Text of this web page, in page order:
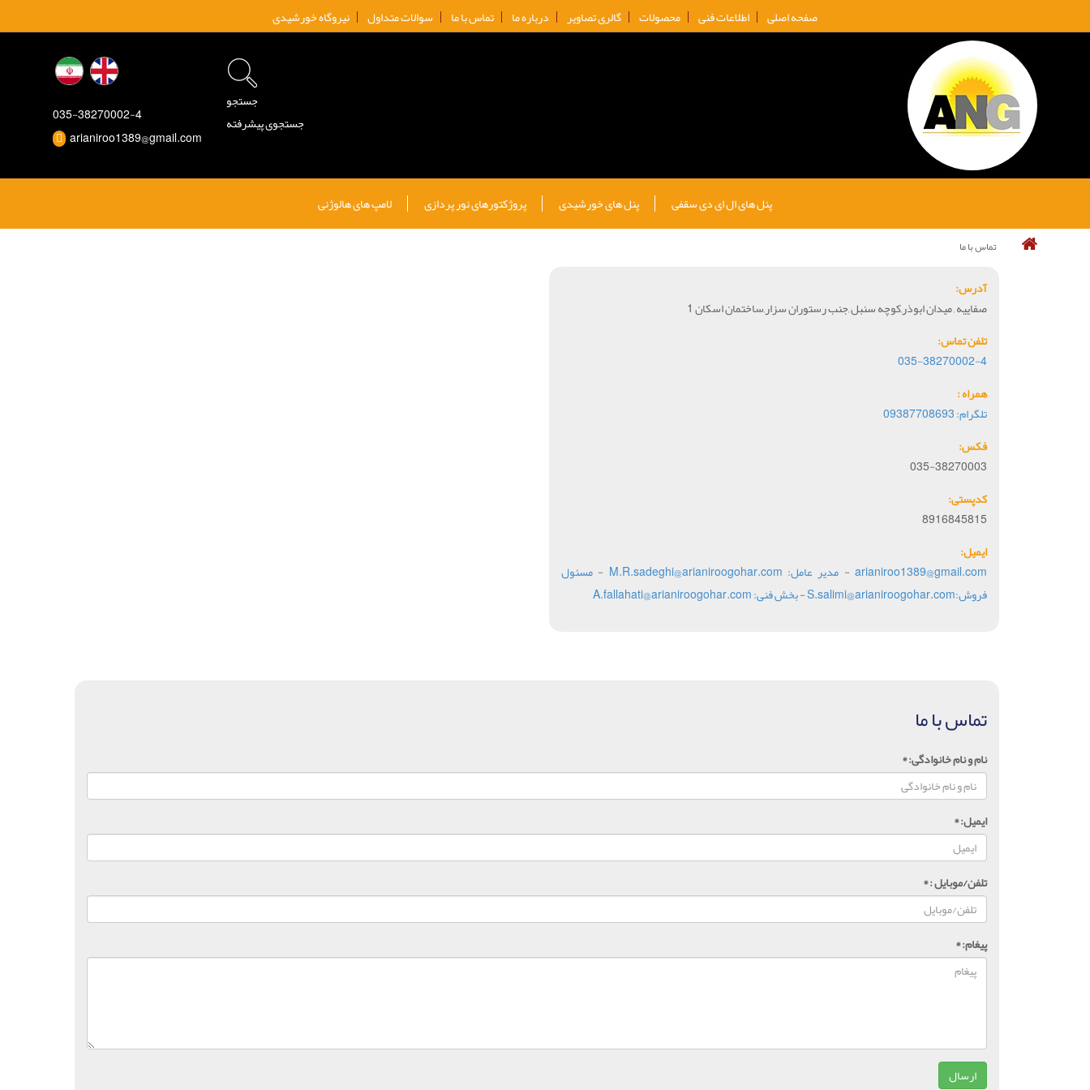
صفحه اصلی اطلاعات فنی محصولات گالری تصاویر درباره ما تماس با ما سوالات متداول نیروگاه خورشیدی
035-38270002-4
arianiroo1389@gmail.com
جستجو
جستجوی پیشرفته
پنل های ال ای دی سقفی پنل های خورشیدی پروژکتورهای نور پردازی لامپ های هالوژنی
تماس با ما
آدرس:
صفاییه , میدان ابوذر,کوچه سنبل ,جنب رستوران سزار,ساختمان اسکان 1
تلفن تماس:
035-38270002-4
همراه :
تلگرام: 09387708693
فکس:
035-38270003
کدپستی:
8916845815
ایمیل:
arianiroo1389@gmail.com
- مدير عامل: M.R.sadeghi@arianiroogohar.com - مسئول
فروش:S.salimi@arianiroogohar.com
-بخش فنی: A.fallahati@arianiroogohar.com
تماس با ما
نام و نام خانوادگی:*
ایمیل:*
تلفن/موبایل :*
پیغام:*